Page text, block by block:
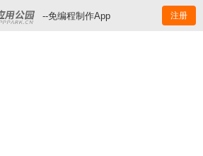
--免编程制作App 注册